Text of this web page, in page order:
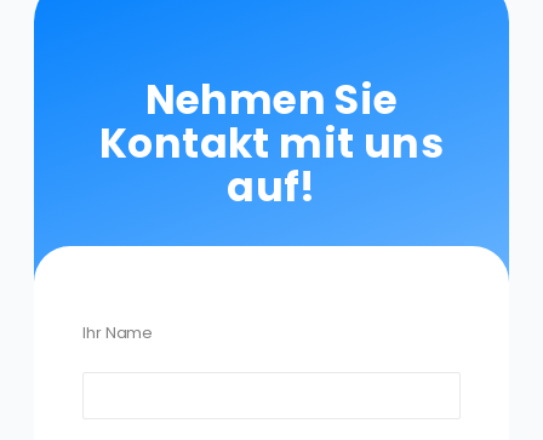
Nehmen Sie
Kontakt mit uns
auf!
Ihr Name